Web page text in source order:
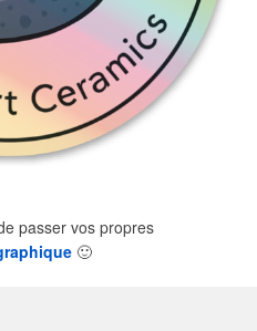
passer vos propres
🙂